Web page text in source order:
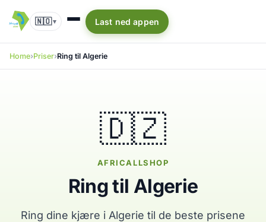
🇳🇴▾ Last ned appen
Home Priser Ring til Algerie
🇩🇿
AFRICALLSHOP
Ring til Algerie
Ring dine kjære i Algerie til de beste prisene